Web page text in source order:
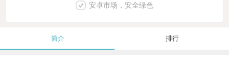
安卓市场，安全绿色
简介 排行